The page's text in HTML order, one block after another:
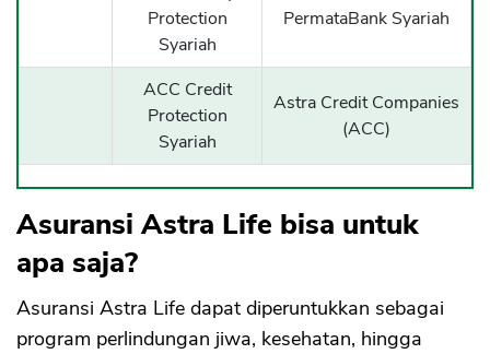
Protection
Syariah
PermataBank Syariah
ACC Credit
Protection
Syariah
Astra Credit Companies
(ACC)
Asuransi Astra Life bisa untuk
apa saja?
Asuransi Astra Life dapat diperuntukkan sebagai
program perlindungan jiwa, kesehatan, hingga